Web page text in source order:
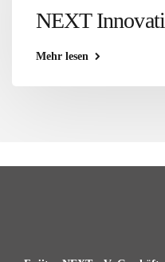
NEXT
Mehr lesen